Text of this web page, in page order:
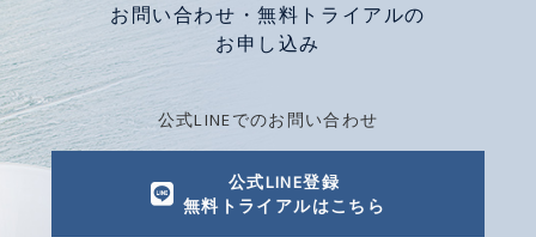
お問い合わせ・無料トライアルの
お申し込み
公式LINEでのお問い合わせ
公式LINE登録
無料トライアルはこちら